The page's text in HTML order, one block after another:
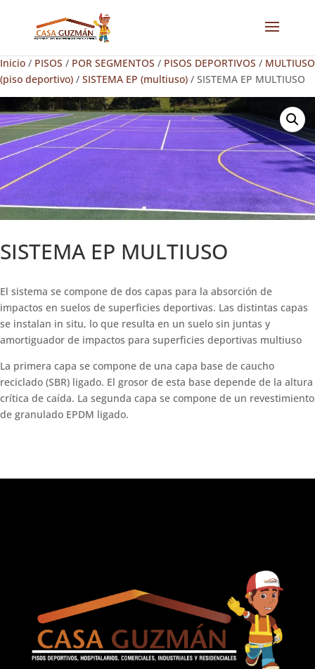
Inicio / PISOS / POR SEGMENTOS / PISOS DEPORTIVOS / MULTIUSO
(piso deportivo) / SISTEMA EP (multiuso) / SISTEMA EP MULTIUSO
SISTEMA EP MULTIUSO
El sistema se compone de dos capas para la absorción de
impactos en suelos de superficies deportivas. Las distintas capas
se instalan in situ, lo que resulta en un suelo sin juntas y
amortiguador de impactos para superficies deportivas multiuso
La primera capa se compone de una capa base de caucho
reciclado (SBR) ligado. El grosor de esta base depende de la altura
crítica de caída. La segunda capa se compone de un revestimiento
de granulado EPDM ligado.